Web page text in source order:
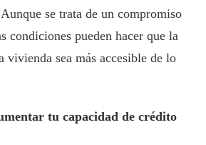
se trata de un compromiso
condiciones pueden hacer que la
vivienda sea más accesible de lo
tu capacidad de crédito